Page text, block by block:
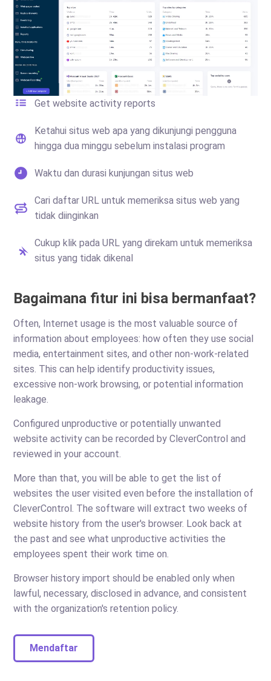
Get website activity reports
Ketahui situs web apa yang dikunjungi pengguna
hingga dua minggu sebelum instalasi program
Waktu dan durasi kunjungan situs web
Cari daftar URL untuk memeriksa situs web yang
tidak diinginkan
Cukup klik pada URL yang direkam untuk memeriksa
situs yang tidak dikenal
Bagaimana fitur ini bisa bermanfaat?
Often, Internet usage is the most valuable source of
information about employees: how often they use social
media, entertainment sites, and other non-work-related
sites. This can help identify productivity issues,
excessive non-work browsing, or potential information
leakage.
Configured unproductive or potentially unwanted
website activity can be recorded by CleverControl and
reviewed in your account.
More than that, you will be able to get the list of
websites the user visited even before the installation of
CleverControl. The software will extract two weeks of
website history from the user's browser. Look back at
the past and see what unproductive activities the
employees spent their work time on.
Browser history import should be enabled only when
lawful, necessary, disclosed in advance, and consistent
with the organization's retention policy.
Mendaftar